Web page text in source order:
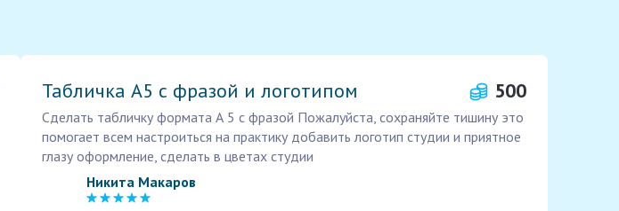
Табличка А5 с фразой и логотипом 500
Сделать табличку формата А 5 с фразой Пожалуйста, сохраняйте тишину это
помогает всем настроиться на практику добавить логотип студии и приятное
глазу оформление, сделать в цветах студии
Никита Макаров